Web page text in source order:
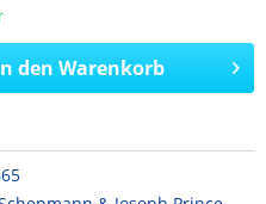
den Warenkorb